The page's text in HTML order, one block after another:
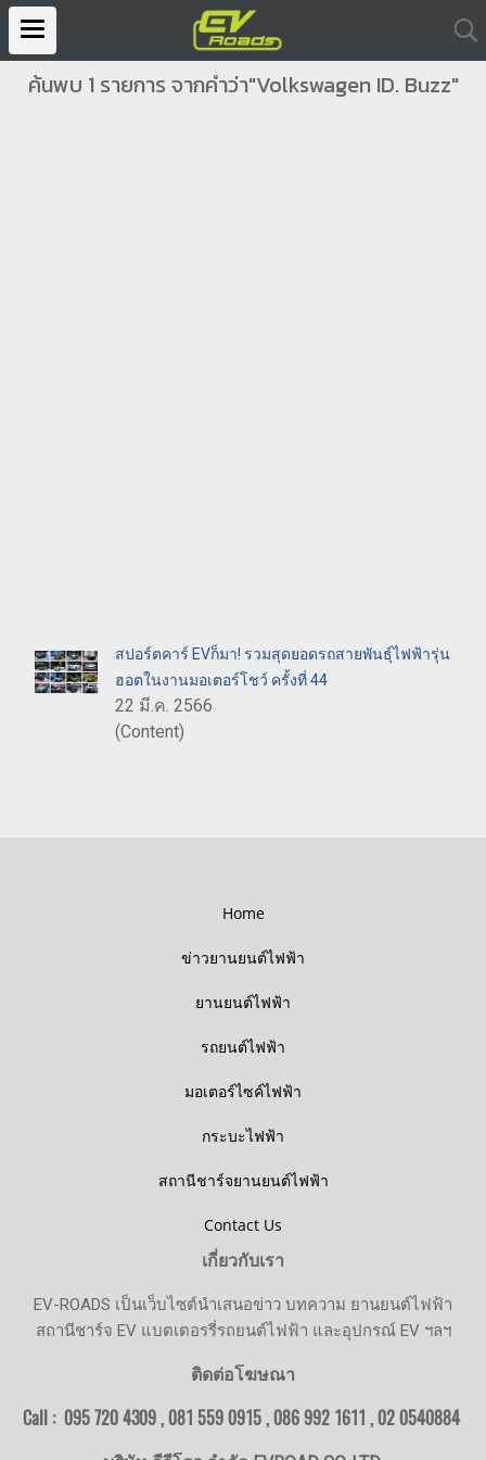
ค้นพบ 1 รายการ จากคำว่า"Volkswagen ID. Buzz"
สปอร์ตคาร์ EVก็มา! รวมสุดยอดรถสายพันธุ์ไฟฟ้ารุ่น
ฮอตในงานมอเตอร์โชว์ ครั้งที่ 44
22 มี.ค. 2566
(Content)
Home
ข่าวยานยนต์ไฟฟ้า
ยานยนต์ไฟฟ้า
รถยนต์ไฟฟ้า
มอเตอร์ไซค์ไฟฟ้า
กระบะไฟฟ้า
สถานีชาร์จยานยนต์ไฟฟ้า
Contact Us
เกี่ยวกับเรา
EV-ROADS เป็นเว็บไซต์นำเสนอข่าว บทความ ยานยนต์ไฟฟ้า
สถานีชาร์จ EV แบตเตอรรี่รถยนต์ไฟฟ้า และอุปกรณ์ EV ฯลฯ
ติดต่อโฆษณา
Call : 095 720 4309 , 081 559 0915 , 086 992 1611 ,02 0540884